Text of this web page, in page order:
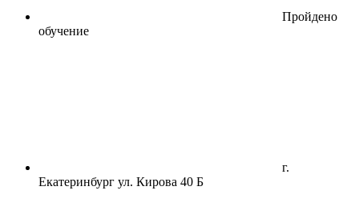
Пройдено
обучение
г.
Екатеринбург ул. Кирова 40 Б